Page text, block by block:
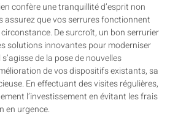
confère une tranquillité d’esprit non
assurez que vos serrures fonctionnent
De surcroît, un bon serrurier
solutions innovantes pour moderniser
de la pose de nouvelles
de vos dispositifs existants, sa
En effectuant des visites régulières,
l’investissement en évitant les frais
en urgence.